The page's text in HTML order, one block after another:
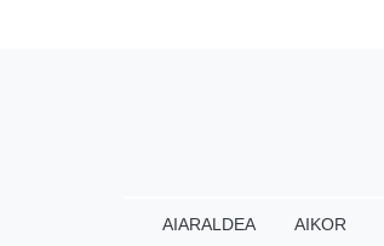
AIARALDEA AIKOR